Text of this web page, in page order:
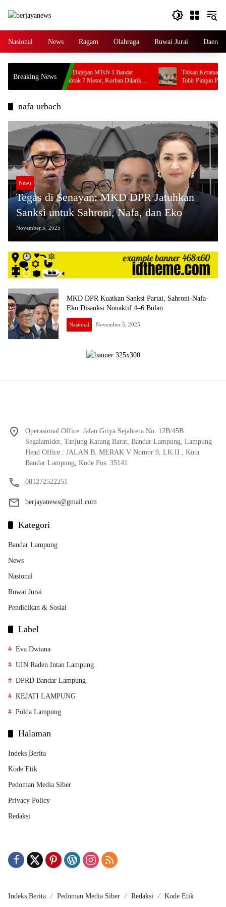
Nasional News Ragam Olahraga Ruwai Jurai Daerah
Breaking News
Kecelakaan Beruntun Didepan MTsN 1 Bandar
Lampung: Avanza Tabrak 7 Motor, Korban Dilarikan
ke Rumah Sakit
Titisan Keratuan
Tohir Pimpin PRI
nafa urbach
News
Tegas di Senayan: MKD DPR Jatuhkan
Sanksi untuk Sahroni, Nafa, dan Eko
November 5, 2025
MKD DPR Kuatkan Sanksi Partai, Sahroni-Nafa-
Eko Disanksi Nonaktif 4–6 Bulan
Nasional November 5, 2025
Operasional Office: Jalan Griya Sejahtera No. 12B/45B
Segalamider, Tanjung Karang Barat, Bandar Lampung, Lampung
Head Office : JALAN B. MERAK V Nomor 9, LK II , Kota
Bandar Lampung, Kode Pos: 35141
081272522251
berjayanews@gmail.com
Kategori
Bandar Lampung
News
Nasional
Ruwai Jurai
Pendidikan & Sosial
Label
Eva Dwiana
UIN Raden Intan Lampung
DPRD Bandar Lampung
KEJATI LAMPUNG
Polda Lampung
Halaman
Indeks Berita
Kode Etik
Pedoman Media Siber
Privacy Policy
Redaksi
Indeks Berita Pedoman Media Siber Redaksi Kode Etik